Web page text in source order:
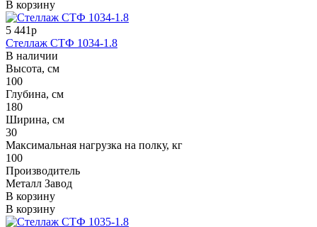
В корзину
5 441р
Стеллаж СТФ 1034-1.8
В наличии
Высота, см
100
Глубина, см
180
Ширина, см
30
Максимальная нагрузка на полку, кг
100
Производитель
Металл Завод
В корзину
В корзину